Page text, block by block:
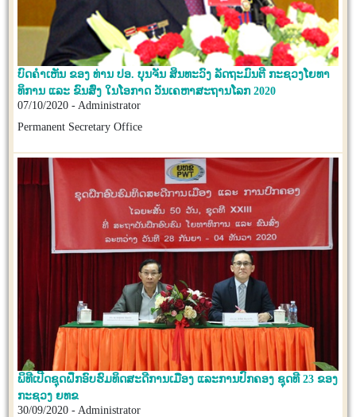
ບົດຄຳເຫັນ ຂອງ ທ່ານ ປອ. ບຸນຈັນ ສິນທະວົງ ລັດຖະມົນຕີ ກະຊວງໂຍທາ
ທິການ ແລະ ຂົນສົ່ງ ໃນໂອກາດ ວັນເຄຫາສະຖານໂລກ 2020
07/10/2020 - Administrator
Permanent Secretary Office
ພິທີເປີດຊຸດຝຶກອົບຮົມທິດສະດີການເມືອງ ແລະການປົກຄອງ ຊຸດທີ 23 ຂອງ
ກະຊວງ ຍທຂ
30/09/2020 - Administrator